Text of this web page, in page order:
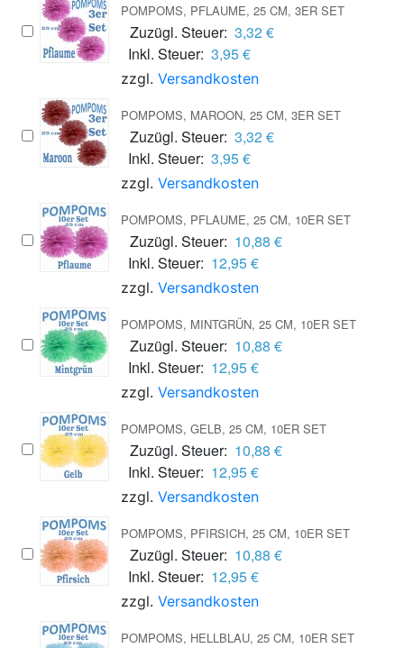
POMPOMS, PFLAUME, 25 CM, 3ER SET
Zuzügl. Steuer: 3,32 €
Inkl. Steuer: 3,95 €
zzgl. Versandkosten
POMPOMS, MAROON, 25 CM, 3ER SET
Zuzügl. Steuer: 3,32 €
Inkl. Steuer: 3,95 €
zzgl. Versandkosten
POMPOMS, PFLAUME, 25 CM, 10ER SET
Zuzügl. Steuer: 10,88 €
Inkl. Steuer: 12,95 €
zzgl. Versandkosten
POMPOMS, MINTGRÜN, 25 CM, 10ER SET
Zuzügl. Steuer: 10,88 €
Inkl. Steuer: 12,95 €
zzgl. Versandkosten
POMPOMS, GELB, 25 CM, 10ER SET
Zuzügl. Steuer: 10,88 €
Inkl. Steuer: 12,95 €
zzgl. Versandkosten
POMPOMS, PFIRSICH, 25 CM, 10ER SET
Zuzügl. Steuer: 10,88 €
Inkl. Steuer: 12,95 €
zzgl. Versandkosten
POMPOMS, HELLBLAU, 25 CM, 10ER SET